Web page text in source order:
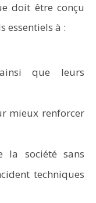
doit être conçu
essentiels à :
que leurs
mieux renforcer
la société sans
techniques